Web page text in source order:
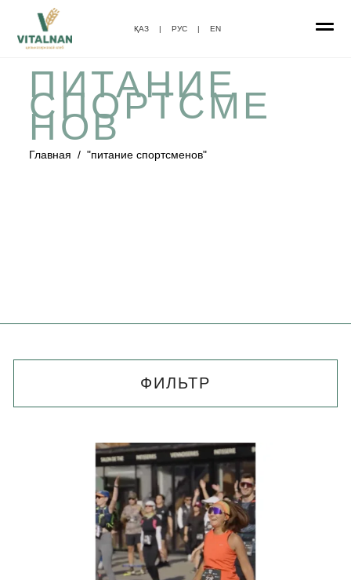
ҚАЗ | РУС | EN
ПИТАНИЕ
СПОРТСМЕ
НОВ
Главная / "питание спортсменов"
ФИЛЬТР